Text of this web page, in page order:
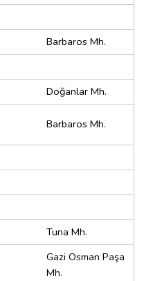
Barbaros Mh.
Doğanlar Mh.
Barbaros Mh.
Tuna Mh.
Gazi Osman Paşa
Mh.